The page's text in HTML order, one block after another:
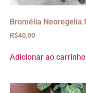
Bromélia Neoregelia
R$40,00
Adicionar ao carrinho